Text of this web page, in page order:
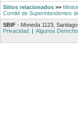
Sitios relacionados >>
Comité de Superintendentes
SBIF - Moneda 1123,
Privacidad | Algunos